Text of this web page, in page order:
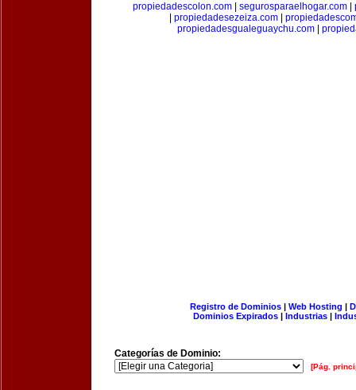
propiedadescolon.com| segurosparaelhogar.com|
propiedadesezeiza.com
propiedadesgualeguaychu.com|
Registro de Dominios| Web Hosting |
Dominios Expirados | Industrias |
Categorías de Dominio:
[Pág.